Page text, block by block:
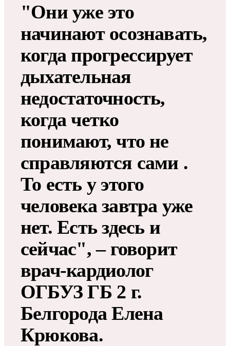
"Они уже это
начинают осознавать,
когда прогрессирует
дыхательная
недостаточность,
когда четко
понимают, что не
справляются сами .
То есть у этого
человека завтра уже
нет. Есть здесь и
сейчас", – говорит
врач-кардиолог
ОГБУЗ ГБ 2 г.
Белгорода Елена
Крюкова.